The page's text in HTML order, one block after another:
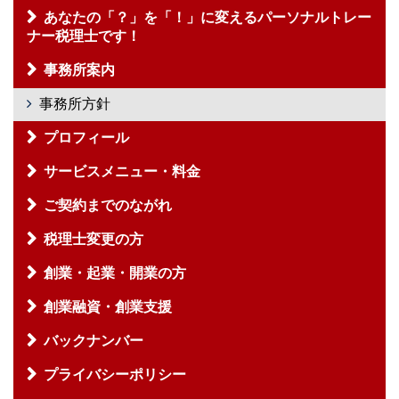
あなたの「？」を「！」に変えるパーソナルトレー
ナー税理士です！
事務所案内
事務所方針
プロフィール
サービスメニュー・料金
ご契約までのながれ
税理士変更の方
創業・起業・開業の方
創業融資・創業支援
バックナンバー
プライバシーポリシー